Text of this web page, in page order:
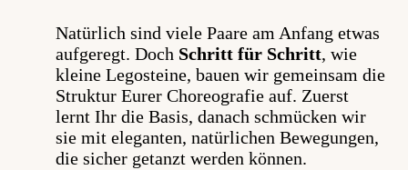
Natürlich sind viele Paare am Anfang etwas
aufgeregt. Doch Schritt für Schritt, wie
kleine Legosteine, bauen wir gemeinsam die
Struktur Eurer Choreografie auf. Zuerst
lernt Ihr die Basis, danach schmücken wir
sie mit eleganten, natürlichen Bewegungen,
die sicher getanzt werden können.